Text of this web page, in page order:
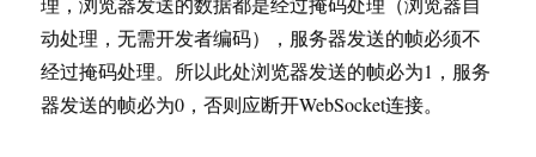
动处理，无需开发者编码），服务器发送的帧必须不
经过掩码处理。所以此处浏览器发送的帧必为1，服务
器发送的帧必为0，否则应断开WebSocket连接。